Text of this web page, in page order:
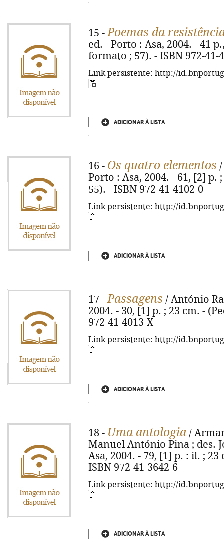
15 -Poemas da
ed. - Porto : Asa, 2004. - 41
formato ; 57). - ISBN 972-41-
Link persistente: http://
ADICIONAR À LISTA
16 - Os quatro elementos
Porto : Asa, 2004. - 61, [2]
55). - ISBN 972-41-4102-0
Link persistente: http://
ADICIONAR À LISTA
17 -Passagens / António
2004. - 30, [1] p. ; 23 cm. -
972-41-4013-X
Link persistente: http://
ADICIONAR À LISTA
18 - Uma antologia /
Manuel António Pina ; des.
Asa, 2004. - 79, [1] p. : il. ;
ISBN 972-41-3642-6
Link persistente: http://
ADICIONAR À LISTA